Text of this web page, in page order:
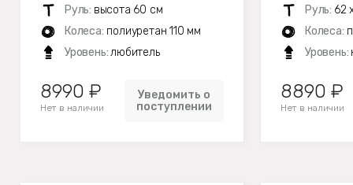
Руль: высота 60 см
Колеса: полиуретан 110 мм
Уровень:любитель
8990 ₽
Нет в наличии
Уведомить о
поступлении
Руль: 62
Колеса:
Уровень:
8890 ₽
Нет в наличии